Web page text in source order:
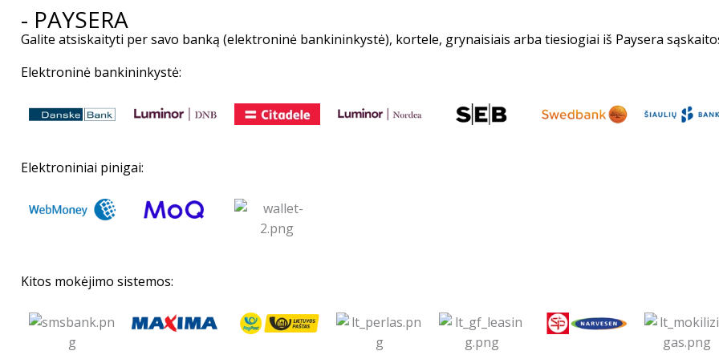
- PAYSERA
Galite atsiskaityti per savo banką (elektroninė bankininkystė), kortele, grynaisiais arba tiesiogiai iš Paysera
Elektroninė bankininkystė:
Elektroniniai pinigai:
Kitos mokėjimo sistemos: